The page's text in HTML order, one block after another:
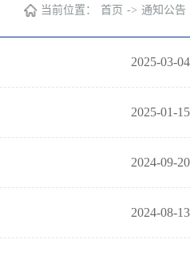
当前位置： 首页 -> 通知公告
2025-03-04
2025-01-15
2024-09-20
2024-08-13